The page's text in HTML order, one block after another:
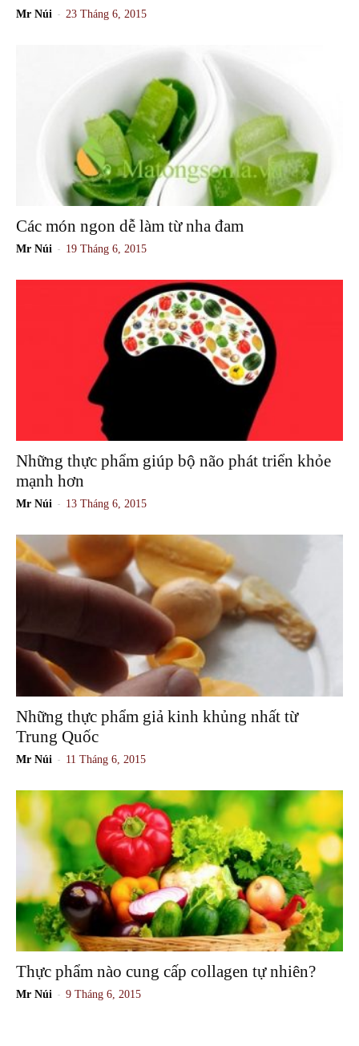
Mr Núi - 23 Tháng 6, 2015
Các món ngon dễ làm từ nha đam
Mr Núi - 19 Tháng 6, 2015
Những thực phẩm giúp bộ não phát triển khỏe
mạnh hơn
Mr Núi - 13 Tháng 6, 2015
Những thực phẩm giả kinh khủng nhất từ
Trung Quốc
Mr Núi - 11 Tháng 6, 2015
Thực phẩm nào cung cấp collagen tự nhiên?
Mr Núi - 9 Tháng 6, 2015